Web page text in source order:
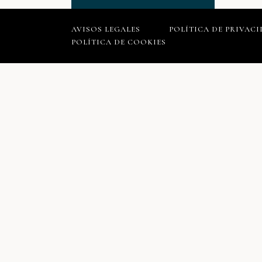
AVISOS LEGALES
POLÍTICA DE
POLÍTICA DE COOKIES